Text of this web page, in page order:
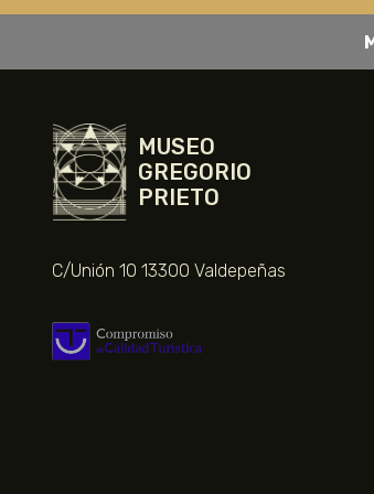
MUSEO
GREGORIO
PRIETO
C/Unión 10 13300 Valdepeñas